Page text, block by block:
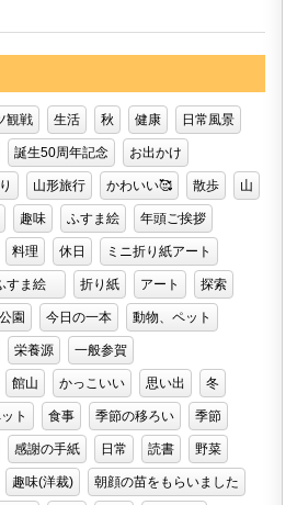
観戦 生活 秋 健康 日常風景
誕生50周年記念 お出かけ
山形旅行 かわいい🥰 散歩 山
趣味 ふすま絵 年頭ご挨拶
料理 休日 ミニ折り紙アート
すま絵 折り紙 アート 探索
園 今日の一本 動物、ペット
栄養源 一般参賀
館山 かっこいい 思い出 冬
ト 食事 季節の移ろい 季節
感謝の手紙 日常 読書 野菜
趣味(洋裁) 朝顔の苗をもらいました